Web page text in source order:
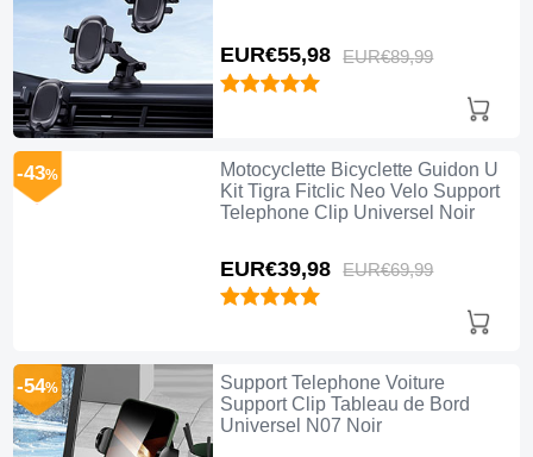
EUR€55,98 EUR€89,99
Motocyclette Bicyclette Guidon U
Kit Tigra Fitclic Neo Velo Support
Telephone Clip Universel Noir
EUR€39,98 EUR€69,99
-43%
Support Telephone Voiture
Support Clip Tableau de Bord
Universel N07 Noir
-54%